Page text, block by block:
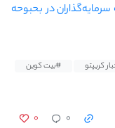
در بحبوحه
کریپتو
#بیت کوین
۰ ۰